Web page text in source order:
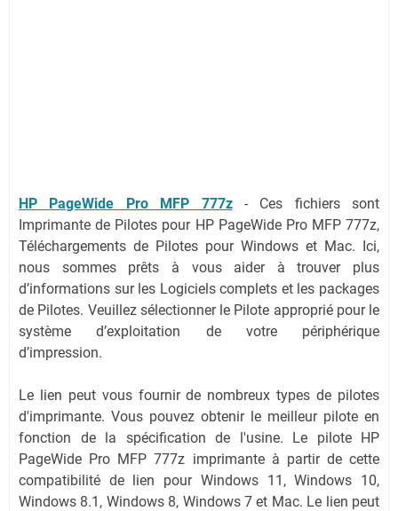
HP PageWide Pro MFP 777z - Ces fichiers sont
Imprimante de Pilotes pour HP PageWide Pro MFP 777z,
Téléchargements de Pilotes pour Windows et Mac. Ici,
nous sommes prêts à vous aider à trouver plus
d’informations sur les Logiciels complets et les packages
de Pilotes. Veuillez sélectionner le Pilote approprié pour le
système d’exploitation de votre périphérique
d’impression.
Le lien peut vous fournir de nombreux types de pilotes
d'imprimante. Vous pouvez obtenir le meilleur pilote en
fonction de la spécification de l'usine. Le pilote HP
PageWide Pro MFP 777z imprimante à partir de cette
compatibilité de lien pour Windows 11, Windows 10,
Windows 8.1, Windows 8, Windows 7 et Mac. Le lien peut